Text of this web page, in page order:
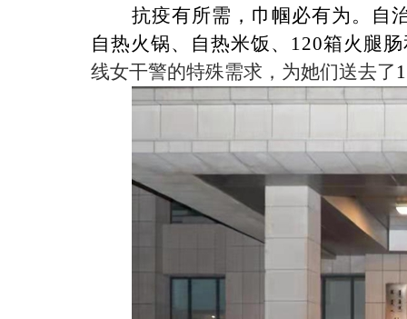
抗疫有所需，巾帼必有为。自
自热火锅、自热米饭、120箱火腿
线女干警的特殊需求，为她们送去了